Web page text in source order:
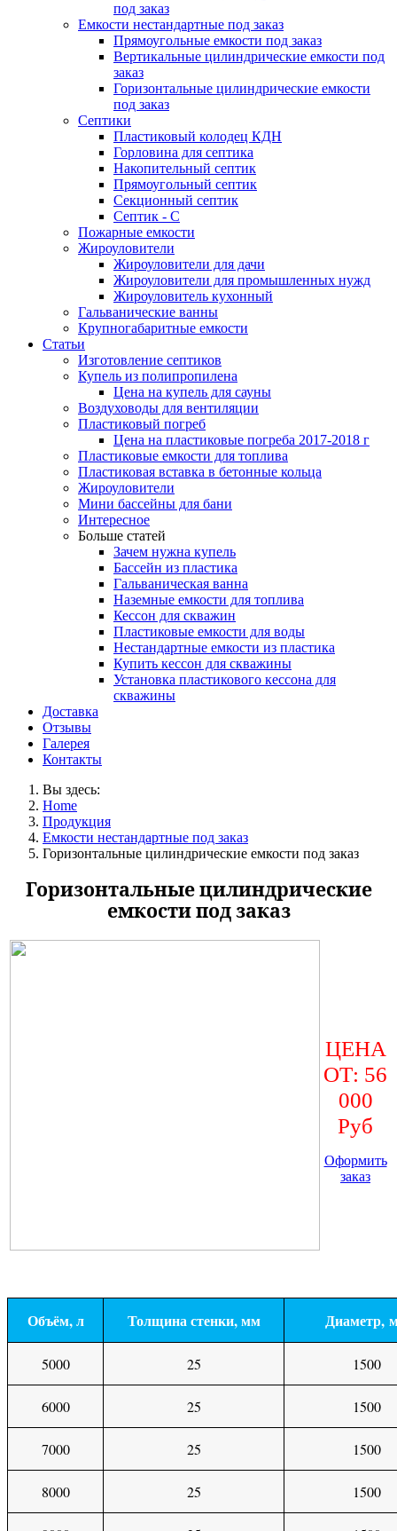
под заказ
Емкости нестандартные под заказ
Прямоугольные емкости под заказ
Вертикальные цилиндрические емкости под
заказ
Горизонтальные цилиндрические емкости
под заказ
Септики
Пластиковый колодец КДН
Горловина для септика
Накопительный септик
Прямоугольный септик
Секционный септик
Септик - С
Пожарные емкости
Жироуловители
Жироуловители для дачи
Жироуловители для промышленных нужд
Жироуловитель кухонный
Гальванические ванны
Крупногабаритные емкости
Статьи
Изготовление септиков
Купель из полипропилена
Цена на купель для сауны
Воздуховоды для вентиляции
Пластиковый погреб
Цена на пластиковые погреба 2017-2018 г
Пластиковые емкости для топлива
Пластиковая вставка в бетонные кольца
Жироуловители
Мини бассейны для бани
Интересное
Больше статей
Зачем нужна купель
Бассейн из пластика
Гальваническая ванна
Наземные емкости для топлива
Кессон для скважин
Пластиковые емкости для воды
Нестандартные емкости из пластика
Купить кессон для скважины
Установка пластикового кессона для
скважины
Доставка
Отзывы
Галерея
Контакты
Вы здесь:
Home
Продукция
Емкости нестандартные под заказ
Горизонтальные цилиндрические емкости под заказ
Горизонтальные цилиндрические
емкости под заказ
ЦЕНА
ОТ: 56
000
Руб
Оформить
заказ
Объём, л Толщина стенки, мм Диаметр,
5000 25 1500
6000 25 1500
7000 25 1500
8000 25 1500